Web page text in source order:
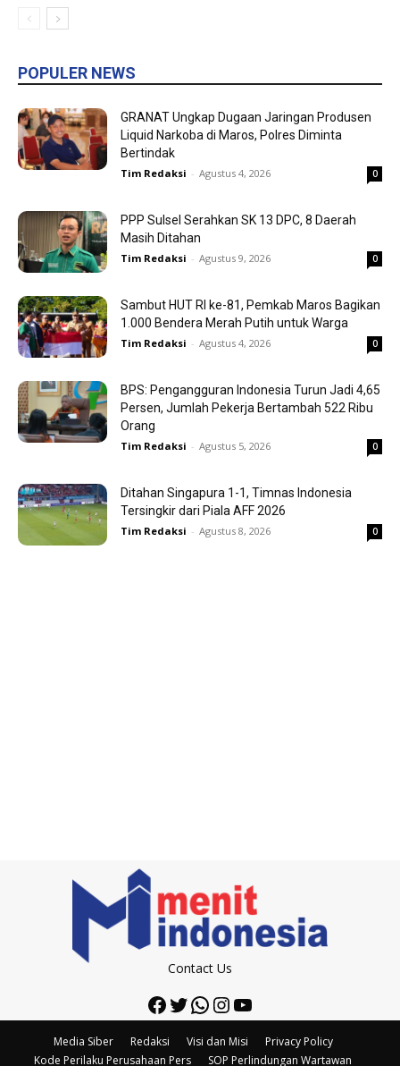
POPULER NEWS
GRANAT Ungkap Dugaan Jaringan Produsen
Liquid Narkoba di Maros, Polres Diminta
Bertindak
Tim Redaksi - Agustus 4, 2026 0
PPP Sulsel Serahkan SK 13 DPC, 8 Daerah
Masih Ditahan
Tim Redaksi - Agustus 9, 2026 0
Sambut HUT RI ke-81, Pemkab Maros Bagikan
1.000 Bendera Merah Putih untuk Warga
Tim Redaksi - Agustus 4, 2026 0
BPS: Pengangguran Indonesia Turun Jadi 4,65
Persen, Jumlah Pekerja Bertambah 522 Ribu
Orang
Tim Redaksi - Agustus 5, 2026 0
Ditahan Singapura 1-1, Timnas Indonesia
Tersingkir dari Piala AFF 2026
Tim Redaksi - Agustus 8, 2026 0
Contact Us
Facebook
Twitter
WhatsApp
Instagram
YouTube
Media Siber Redaksi Visi dan Misi
Privacy Policy
Kode Perilaku Perusahaan Pers
SOP Perlindungan Wartawan